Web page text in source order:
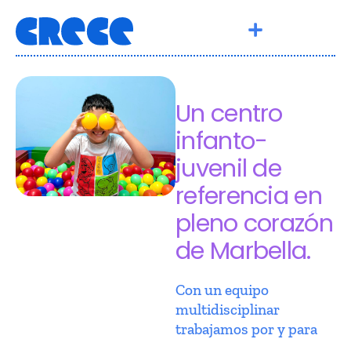
Un centro
infanto-
juvenil de
referencia en
pleno corazón
de Marbella.
Con un equipo
multidisciplinar
trabajamos por y para